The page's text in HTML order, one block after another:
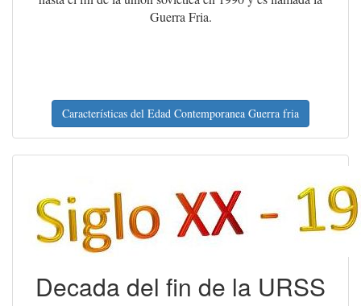
Guerra Fria.
Características del Edad Contemporanea Guerra fria
Decada del fin de la URSS